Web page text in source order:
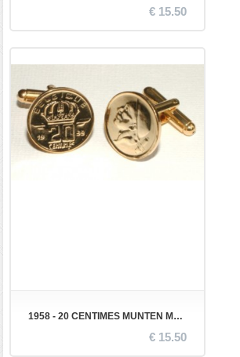
€ 15.50
1958 - 20 CENTIMES MUNTEN MANCHETKNOPEN
€ 15.50